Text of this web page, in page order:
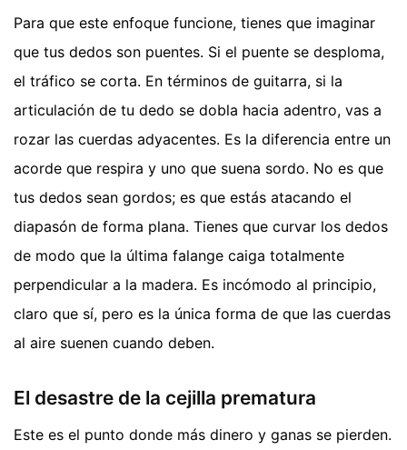
Para que este enfoque funcione, tienes que imaginar
que tus dedos son puentes. Si el puente se desploma,
el tráfico se corta. En términos de guitarra, si la
articulación de tu dedo se dobla hacia adentro, vas a
rozar las cuerdas adyacentes. Es la diferencia entre un
acorde que respira y uno que suena sordo. No es que
tus dedos sean gordos; es que estás atacando el
diapasón de forma plana. Tienes que curvar los dedos
de modo que la última falange caiga totalmente
perpendicular a la madera. Es incómodo al principio,
claro que sí, pero es la única forma de que las cuerdas
al aire suenen cuando deben.
El desastre de la cejilla prematura
Este es el punto donde más dinero y ganas se pierden.